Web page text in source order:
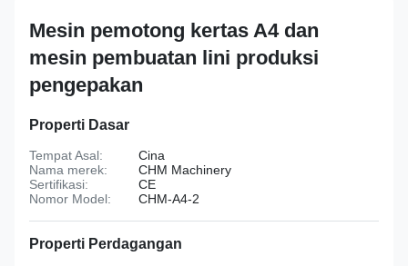
Mesin pemotong kertas A4 dan
mesin pembuatan lini produksi
pengepakan
Properti Dasar
Tempat Asal:
Cina
Nama merek:
CHM Machinery
Sertifikasi:
CE
Nomor Model:
CHM-A4-2
Properti Perdagangan